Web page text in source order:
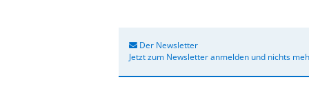
Der Newsletter
Jetzt zum Newsletter anmelden und nichts